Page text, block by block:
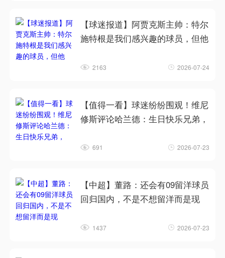
【球迷报道】阿贾克斯主帅：特尔
施特根是我们感兴趣的球员，但他
2163 2026-07-24
【值得一看】球迷纷纷围观！维尼
修斯评论哈兰德：生日快乐兄弟，
691 2026-07-23
【中超】董路：还会有09留洋球员
回归国内，不是不想留洋而是现
1437 2026-07-23